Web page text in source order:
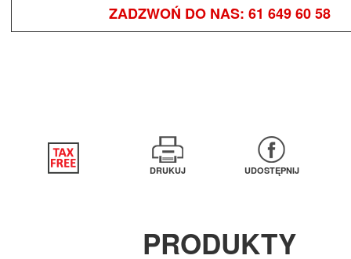
ZADZWOŃ DO NAS: 61 649 60 58
DRUKUJ UDOSTĘPNIJ
PRODUKTY